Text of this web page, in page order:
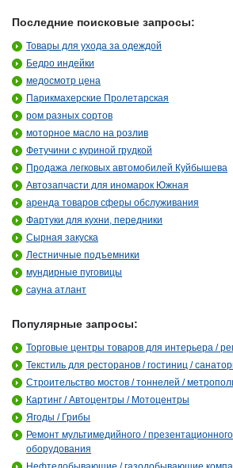
Последние поисковые запросы:
Товары для ухода за одеждой
Бедро индейки
медосмотр цена
Парикмахерские Пролетарская
ром разных сортов
моторное масло на розлив
Фетучини с куриной грудкой
Продажа легковых автомобилей Куйбышева
Автозапчасти для иномарок Южная
аренда товаров сферы обслуживания
Фартуки для кухни, передники
Сырная закуска
Лестничные подъемники
мундирные пуговицы
сауна атлант
Популярные запросы:
Торговые центры товаров для интерьера /
Текстиль для ресторанов / гостиниц /
Строительство мостов / тоннелей /
Картинг / Автоцентры / Мотоцентры
Ягоды / Грибы
Ремонт мультимедийного / презентационного
оборудования